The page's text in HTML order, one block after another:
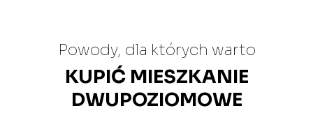
Powody, dla których warto
KUPIĆ MIESZKANIE
DWUPOZIOMOWE